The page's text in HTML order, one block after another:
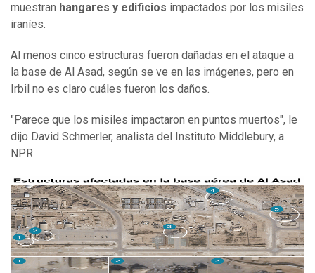
muestran hangares y edificios impactados por los misiles
iraníes.
Al menos cinco estructuras fueron dañadas en el ataque a
la base de Al Asad, según se ve en las imágenes, pero en
Irbil no es claro cuáles fueron los daños.
"Parece que los misiles impactaron en puntos muertos", le
dijo David Schmerler, analista del Instituto Middlebury, a
NPR.